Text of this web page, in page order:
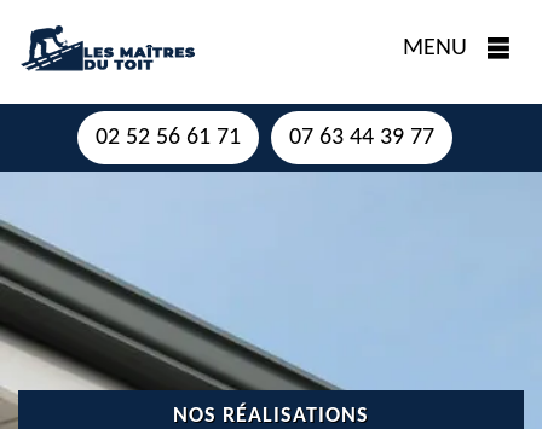
MENU
02 52 56 61 71 07 63 44 39 77
NOS RÉALISATIONS